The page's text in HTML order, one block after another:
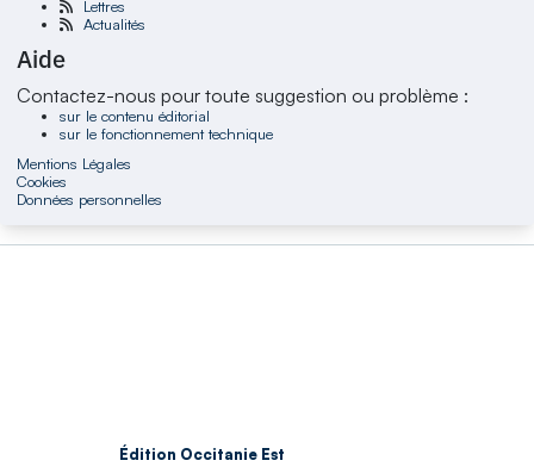
Lettres
Actualités
Aide
Contactez-nous pour toute suggestion ou problème :
sur le contenu éditorial
sur le fonctionnement technique
Mentions Légales
Cookies
Données personnelles
Édition Occitanie Est